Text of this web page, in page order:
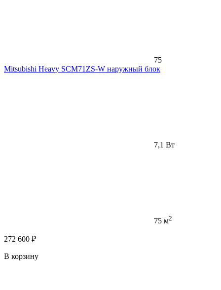
75
Mitsubishi Heavy SCM71ZS-W наружный блок
7,1 Вт
75 м2
272 600 ₽
В корзину